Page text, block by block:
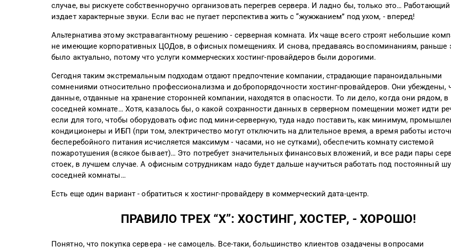
случае, вы рискуете собственноручно организовать перегрев сервера. И ладно бы, только это…
издает характерные звуки. Если вас не пугает перспектива жить с “жужжанием” под ухом, - вперед!
Альтернатива этому экстравагантному решению - серверная комната. Их чаще всего строят небольшие
не имеющие корпоративных ЦОДов, в офисных помещениях. И снова, предаваясь воспоминаниям, раньше
было актуально, потому что услуги коммерческих хостинг-провайдеров были дорогими.
Сегодня таким экстремальным подходам отдают предпочтение компании, страдающие параноидальными
сомнениями относительно профессионализма и добропорядочности хостинг-провайдеров. Они убеждены,
данные, отданные на хранение сторонней компании, находятся в опасности. То ли дело, когда они рядом, в
соседней комнате… Хотя, казалось бы, о какой сохранности данных в серверном помещении может идти
если для того, чтобы оборудовать офис под мини-серверную, туда надо поставить, как минимум,
кондиционеры и ИБП (при том, электричество могут отключить на длительное время, а время работы
бесперебойного питания исчисляется максимум - часами, но не сутками), обеспечить комнату системой
пожаротушения (всякое бывает)… Это потребует значительных финансовых вложений, и все ради пары
стоек, в лучшем случае. А офисным сотрудникам надо будет дальше научиться работать под постоянный
соседней комнаты…
Есть еще один вариант - обратиться к хостинг-провайдеру в коммерческий дата-центр.
ПРАВИЛО ТРЕХ “Х”: ХОСТИНГ, ХОСТЕР, - ХОРОШО!
Понятно, что покупка сервера - не самоцель. Все-таки, большинство клиентов озадачены вопросами